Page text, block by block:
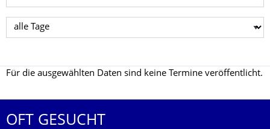
Tag wählen
Für die ausgewählten Daten sind keine Termine veröffentlicht.
OFT GESUCHT